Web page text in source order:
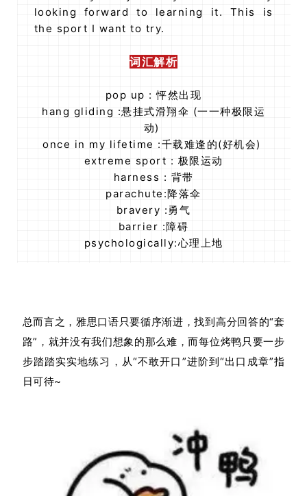
looking forward to learning it. This is
the sport I want to try.
词汇解析
pop up : 怦然出现
hang gliding :悬挂式滑翔伞 (⼀一种极限运
动)
once in my lifetime :千载难逢的(好机会)
extreme sport : 极限运动
harness : 背带
parachute:降落伞
bravery :勇⽓
barrier :障碍
psychologically:心理上地
总而言之，雅思口语只要循序渐进，找到高分回答的“套
路”，就并没有我们想象的那么难，而每位烤鸭只要一步
步踏踏实实地练习，从“不敢开口”进阶到“出口成章”指
日可待~